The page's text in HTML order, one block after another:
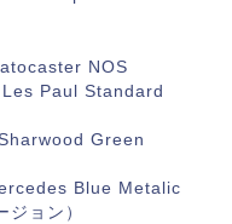
NOS
Paul Standard
Green
Blue Metalic
ョン）